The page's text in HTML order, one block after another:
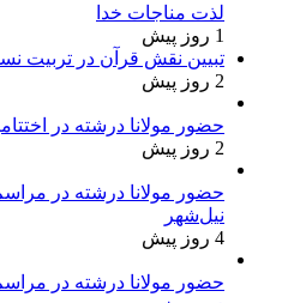
لذت مناجات خدا
1 روز پیش
تبیین نقش قرآن در تربیت
2 روز پیش
حضور مولانا درشته در
2 روز پیش
حضور مولانا درشته در
نیل‌شهر
4 روز پیش
حضور مولانا درشته در